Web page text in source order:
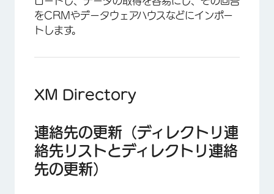
をCRMやデータウェアハウスなどにインポー
トします。
XM Directory
連絡先の更新（ディレクトリ連
絡先リストとディレクトリ連絡
先の更新）